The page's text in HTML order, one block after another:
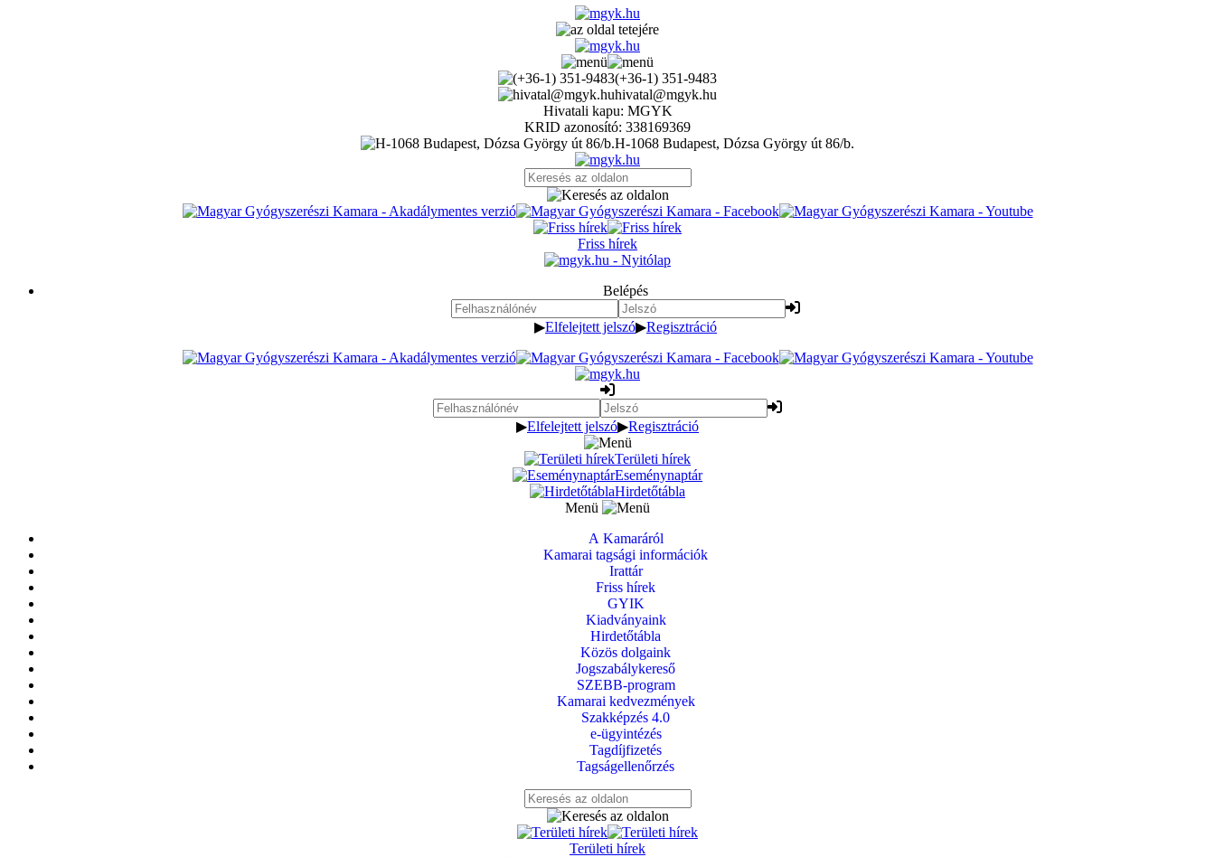
(+36-1) 351-9483
hivatal@mgyk.hu
Hivatali kapu: MGYK
KRID azonosító: 338169369
H-1068 Budapest, Dózsa György út 86/b.
Friss hírek
Belépés
▶Elfelejtett jelszó▶Regisztráció
▶Elfelejtett jelszó▶Regisztráció
Területi hírek
Eseménynaptár
Hirdetőtábla
Menü
A Kamaráról
Kamarai tagsági információk
Irattár
Friss hírek
GYIK
Kiadványaink
Hirdetőtábla
Közös dolgaink
Jogszabálykereső
SZEBB-program
Kamarai kedvezmények
Szakképzés 4.0
e-ügyintézés
Tagdíjfizetés
Tagságellenőrzés
Területi hírek